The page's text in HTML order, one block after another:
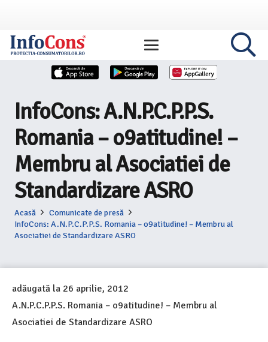
InfoCons: A.N.P.C.P.P.S.
Romania – o9atitudine! –
Membru al Asociatiei de
Standardizare ASRO
Acasă
Comunicate de presă
InfoCons: A.N.P.C.P.P.S. Romania – o9atitudine! – Membru al
Asociatiei de Standardizare ASRO
adăugată la 26 aprilie, 2012
A.N.P.C.P.P.S. Romania – o9atitudine! – Membru al
Asociatiei de Standardizare ASRO